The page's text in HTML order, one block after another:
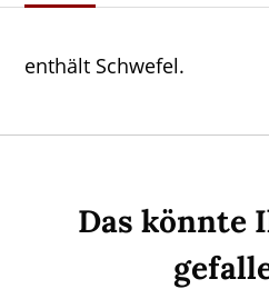
enthält Schwefel.
Das könnte